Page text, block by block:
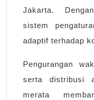
Jakarta.
sistem
adaptif terhadap
Pengurangan
serta distribusi
merata